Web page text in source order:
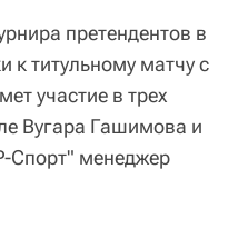
претендентов в
к титульному матчу с
участие в трех
Вугара Гашимова и
Спорт" менеджер